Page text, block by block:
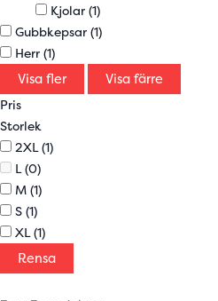
Kjolar (1)
Gubbkepsar (1)
Herr (1)
Visa fler Visa färre
Pris
Storlek
2XL (1)
L (0)
M (1)
S (1)
XL (1)
Rensa